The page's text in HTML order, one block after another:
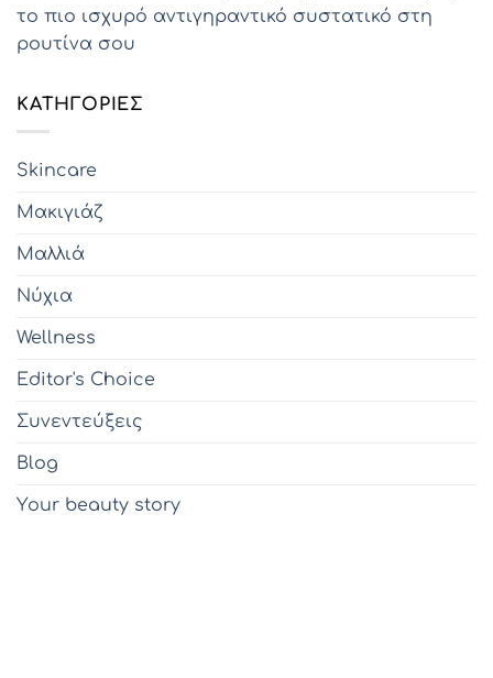
το πιο ισχυρό αντιγηραντικό συστατικό στη
ρουτίνα σου
KΑΤΗΓΟΡΊΕΣ
Skincare
Μακιγιάζ
Μαλλιά
Νύχια
Wellness
Editor's Choice
Συνεντεύξεις
Blog
Υour beauty story